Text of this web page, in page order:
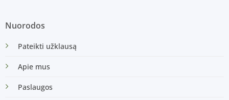
Nuorodos
Pateikti užklausą
Apie mus
Paslaugos